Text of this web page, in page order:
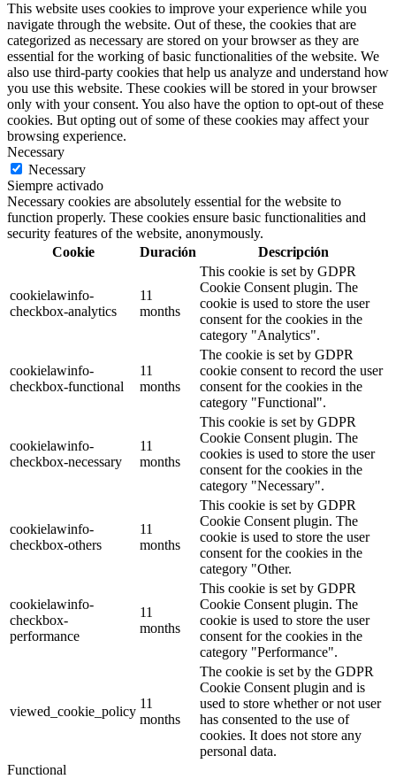
This website uses cookies to improve your experience while you
navigate through the website. Out of these, the cookies that are
categorized as necessary are stored on your browser as they are
essential for the working of basic functionalities of the website. We
also use third-party cookies that help us analyze and understand how
you use this website. These cookies will be stored in your browser
only with your consent. You also have the option to opt-out of these
cookies. But opting out of some of these cookies may affect your
browsing experience.
Necessary
Necessary
Siempre activado
Necessary cookies are absolutely essential for the website to
function properly. These cookies ensure basic functionalities and
security features of the website, anonymously.
Cookie
Duración Descripción
cookielawinfo-
checkbox-analytics
11
months
This cookie is set by GDPR
Cookie Consent plugin. The
cookie is used to store the user
consent for the cookies in the
category "Analytics".
cookielawinfo-
checkbox-functional
11
months
The cookie is set by GDPR
cookie consent to record the user
consent for the cookies in the
category "Functional".
cookielawinfo-
checkbox-necessary
11
months
This cookie is set by GDPR
Cookie Consent plugin. The
cookies is used to store the user
consent for the cookies in the
category "Necessary".
cookielawinfo-
checkbox-others
11
months
This cookie is set by GDPR
Cookie Consent plugin. The
cookie is used to store the user
consent for the cookies in the
category "Other.
cookielawinfo-
checkbox-
performance
11
months
This cookie is set by GDPR
Cookie Consent plugin. The
cookie is used to store the user
consent for the cookies in the
category "Performance".
viewed_cookie_policy
11
months
The cookie is set by the GDPR
Cookie Consent plugin and is
used to store whether or not user
has consented to the use of
cookies. It does not store any
personal data.
Functional